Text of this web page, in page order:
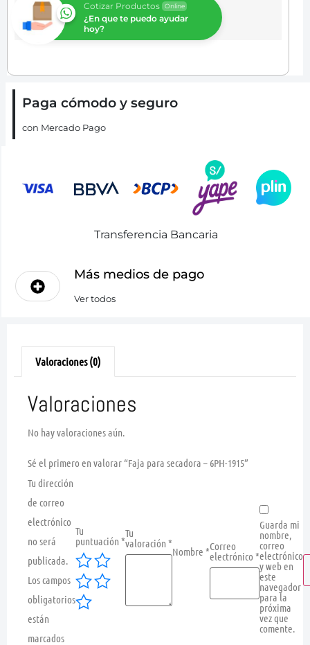
Cotizar Productos Online
¿En que te puedo ayudar
hoy?
Paga cómodo y seguro
con Mercado Pago
Transferencia Bancaria
Más medios de pago
Ver todos
Valoraciones (0)
Valoraciones
No hay valoraciones aún.
Sé el primero en valorar “Faja para secadora – 6PH-1915”
Tu dirección
de correo
electrónico
no será
publicada.
Los campos
obligatorios
están
marcados
Tu
puntuación *
Tu
valoración *
Nombre *Correo
electrónico *
Guarda mi
nombre,
correo
electrónico
y web en
este
navegador
para la
próxima
vez que
comente.